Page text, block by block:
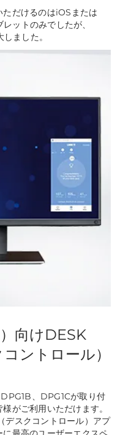
だけるのはiOSまたは
ットのみでしたが、
ました。
向けDESK
ントロール）
、DPG1Cが取り付
がご利用いただけます。
スクコントロール）アプ